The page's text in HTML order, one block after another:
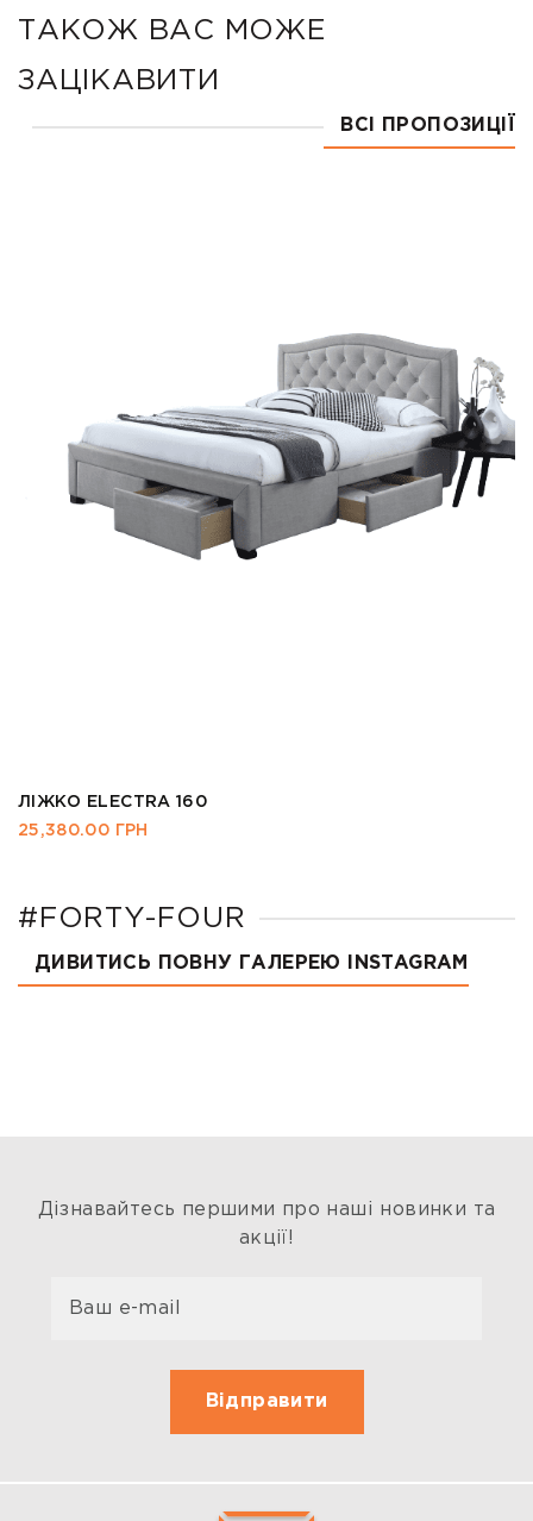
ТАКОЖ ВАС МОЖЕ
ЗАЦІКАВИТИ
ВСІ ПРОПОЗИЦІЇ
ЛІЖКО ELECTRA 160
25,380.00 ГРН
#FORTY-FOUR
ДИВИТИСЬ ПОВНУ ГАЛЕРЕЮ INSTAGRAM
Дізнавайтесь першими про наші новинки та
акції!